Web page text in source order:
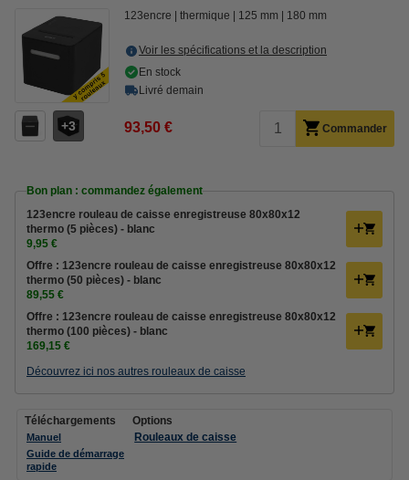
3
123encre thermique 125 mm 180 mm
Voir les spécifications et la description
En stock
Livré demain
93,50 € Commander
Bon plan : commandez également
123encre rouleau de caisse enregistreuse 80x80x12
thermo (5 pièces) - blanc
9,95 €
Offre : 123encre rouleau de caisse enregistreuse 80x80x12
thermo (50 pièces) - blanc
89,55 €
Offre : 123encre rouleau de caisse enregistreuse 80x80x12
thermo (100 pièces) - blanc
169,15 €
Découvrez ici nos autres rouleaux de caisse
Téléchargements
Manuel
Guide de démarrage
rapide
Options
Rouleaux de caisse